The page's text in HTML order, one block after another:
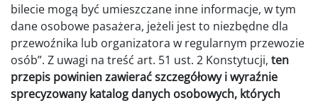
bilecie mogą być umieszczane inne informacje, w tym
dane osobowe pasażera, jeżeli jest to niezbędne dla
przewoźnika lub organizatora w regularnym przewozie
osób”. Z uwagi na treść art. 51 ust. 2 Konstytucji, ten
przepis powinien zawierać szczegółowy i wyraźnie
sprecyzowany katalog danych osobowych, których